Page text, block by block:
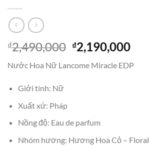
₫2,490,000 Giá
gốc
là:
₫2,190,000Giá
tại
Nước Hoa Nữ Lancome Miracle EDP
Giới tính: Nữ
Xuất xứ: Pháp
Nồng độ: Eau de parfum
Nhóm hương: Hương Hoa Cỏ – Floral